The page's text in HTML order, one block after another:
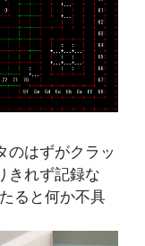
のはずがクラッ
きれず記録な
ると何か不具